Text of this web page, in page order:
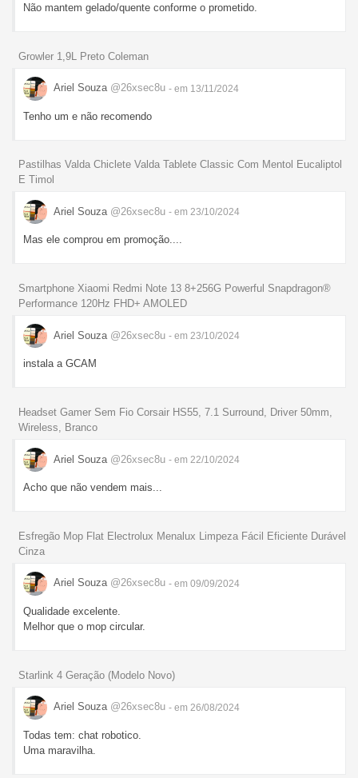
Não mantem gelado/quente conforme o prometido.
Growler 1,9L Preto Coleman
Ariel Souza @26xsec8u - em 13/11/2024
Tenho um e não recomendo
Pastilhas Valda Chiclete Valda Tablete Classic Com Mentol Eucaliptol
E Timol
Ariel Souza @26xsec8u - em 23/10/2024
Mas ele comprou em promoção....
Smartphone Xiaomi Redmi Note 13 8+256G Powerful Snapdragon®
Performance 120Hz FHD+ AMOLED
Ariel Souza @26xsec8u - em 23/10/2024
instala a GCAM
Headset Gamer Sem Fio Corsair HS55, 7.1 Surround, Driver 50mm,
Wireless, Branco
Ariel Souza @26xsec8u - em 22/10/2024
Acho que não vendem mais...
Esfregão Mop Flat Electrolux Menalux Limpeza Fácil Eficiente Durável
Cinza
Ariel Souza @26xsec8u - em 09/09/2024
Qualidade excelente.
Melhor que o mop circular.
Starlink 4 Geração (Modelo Novo)
Ariel Souza @26xsec8u - em 26/08/2024
Todas tem: chat robotico.
Uma maravilha.